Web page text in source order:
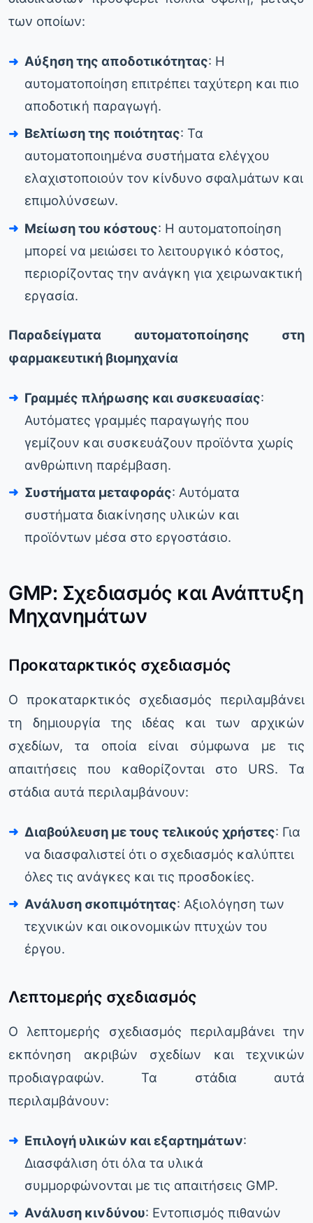
των οποίων:
Αύξηση της αποδοτικότητας: Η
αυτοματοποίηση επιτρέπει ταχύτερη και πιο
αποδοτική παραγωγή.
Βελτίωση της ποιότητας: Τα
αυτοματοποιημένα συστήματα ελέγχου
ελαχιστοποιούν τον κίνδυνο σφαλμάτων και
επιμολύνσεων.
Μείωση του κόστους: Η αυτοματοποίηση
μπορεί να μειώσει το λειτουργικό κόστος,
περιορίζοντας την ανάγκη για χειρωνακτική
εργασία.
Παραδείγματα αυτοματοποίησης στη
φαρμακευτική βιομηχανία
Γραμμές πλήρωσης και συσκευασίας:
Αυτόματες γραμμές παραγωγής που
γεμίζουν και συσκευάζουν προϊόντα χωρίς
ανθρώπινη παρέμβαση.
Συστήματα μεταφοράς: Αυτόματα
συστήματα διακίνησης υλικών και
προϊόντων μέσα στο εργοστάσιο.
GMP: Σχεδιασμός και Ανάπτυξη
Μηχανημάτων
Προκαταρκτικός σχεδιασμός
Ο προκαταρκτικός σχεδιασμός περιλαμβάνει
τη δημιουργία της ιδέας και των αρχικών
σχεδίων, τα οποία είναι σύμφωνα με τις
απαιτήσεις που καθορίζονται στο URS. Τα
στάδια αυτά περιλαμβάνουν:
Διαβούλευση με τους τελικούς χρήστες: Για
να διασφαλιστεί ότι ο σχεδιασμός καλύπτει
όλες τις ανάγκες και τις προσδοκίες.
Ανάλυση σκοπιμότητας: Αξιολόγηση των
τεχνικών και οικονομικών πτυχών του
έργου.
Λεπτομερής σχεδιασμός
Ο λεπτομερής σχεδιασμός περιλαμβάνει την
εκπόνηση ακριβών σχεδίων και τεχνικών
προδιαγραφών. Τα στάδια αυτά
περιλαμβάνουν:
Επιλογή υλικών και εξαρτημάτων:
Διασφάλιση ότι όλα τα υλικά
συμμορφώνονται με τις απαιτήσεις GMP.
Ανάλυση κινδύνου: Εντοπισμός πιθανών